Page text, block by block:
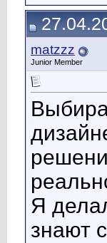
matzzz
Junior Member
Я
знают